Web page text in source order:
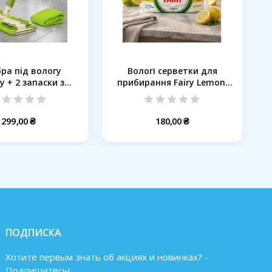
пiд вологу
+ 2 запаски з...
299,00 ₴
Вологі серветки для
прибирання Fairy Lemon,
100 шт
180,00 ₴
ПОДПИСКА
Хотите первым знать об акциях и новинках? -